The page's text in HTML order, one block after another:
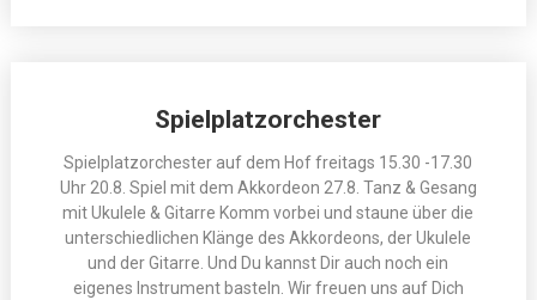
Spielplatzorchester
Spielplatzorchester auf dem Hof freitags 15.30 -17.30
Uhr 20.8. Spiel mit dem Akkordeon 27.8. Tanz & Gesang
mit Ukulele & Gitarre Komm vorbei und staune über die
unterschiedlichen Klänge des Akkordeons, der Ukulele
und der Gitarre. Und Du kannst Dir auch noch ein
eigenes Instrument basteln. Wir freuen uns auf Dich